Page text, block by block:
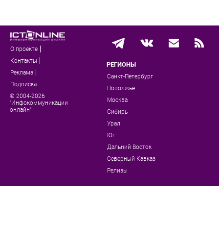
О проекте
Контакты
Реклама
Подписка
© 2004-2026
"Инфокоммуникации
онлайн"
РЕГИОНЫ
Санкт-Петербург
Поволжье
Москва
Сибирь
Урал
Юг
Дальний Восток
Северный Кавказ
Релизы